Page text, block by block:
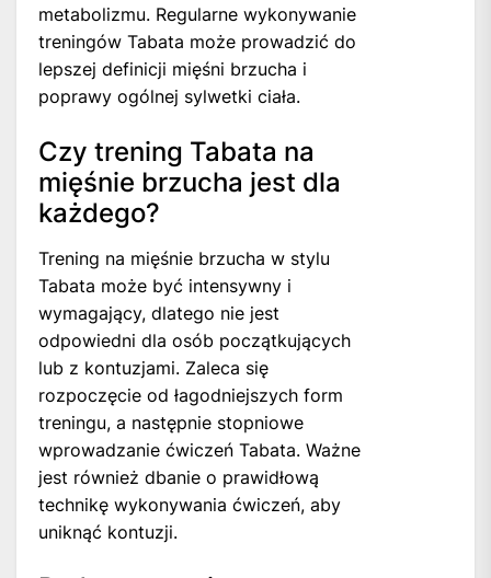
metabolizmu. Regularne wykonywanie
treningów Tabata może prowadzić do
lepszej definicji mięśni brzucha i
poprawy ogólnej sylwetki ciała.
Czy trening Tabata na
mięśnie brzucha jest dla
każdego?
Trening na mięśnie brzucha w stylu
Tabata może być intensywny i
wymagający, dlatego nie jest
odpowiedni dla osób początkujących
lub z kontuzjami. Zaleca się
rozpoczęcie od łagodniejszych form
treningu, a następnie stopniowe
wprowadzanie ćwiczeń Tabata. Ważne
jest również dbanie o prawidłową
technikę wykonywania ćwiczeń, aby
uniknąć kontuzji.